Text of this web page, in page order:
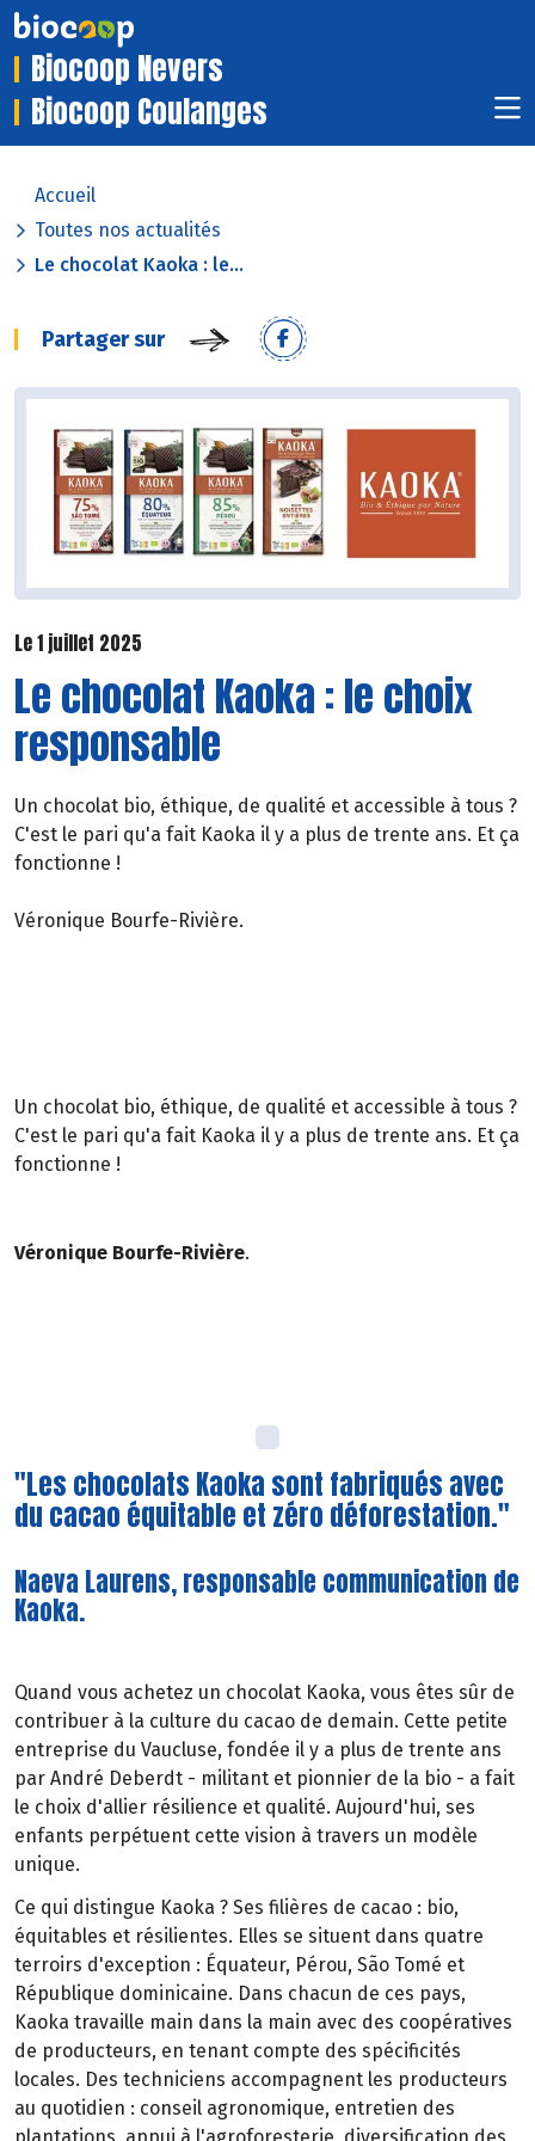
Biocoop Nevers
Biocoop Coulanges
Accueil
Toutes nos actualités
Le chocolat Kaoka : le...
Partager sur
Le 1 juillet 2025
Le chocolat Kaoka : le choix
responsable
Un chocolat bio, éthique, de qualité et accessible à tous ?
C'est le pari qu'a fait Kaoka il y a plus de trente ans. Et ça
fonctionne !
Véronique Bourfe-Rivière.
Un chocolat bio, éthique, de qualité et accessible à tous ?
C'est le pari qu'a fait Kaoka il y a plus de trente ans. Et ça
fonctionne !
Véronique Bourfe-Rivière.
"Les chocolats Kaoka sont fabriqués avec
du cacao équitable et zéro déforestation."
Naeva Laurens, responsable communication de
Kaoka.
Quand vous achetez un chocolat Kaoka, vous êtes sûr de
contribuer à la culture du cacao de demain. Cette petite
entreprise du Vaucluse, fondée il y a plus de trente ans
par André Deberdt - militant et pionnier de la bio - a fait
le choix d'allier résilience et qualité. Aujourd'hui, ses
enfants perpétuent cette vision à travers un modèle
unique.
Ce qui distingue Kaoka ? Ses filières de cacao : bio,
équitables et résilientes. Elles se situent dans quatre
terroirs d'exception : Équateur, Pérou, São Tomé et
République dominicaine. Dans chacun de ces pays,
Kaoka travaille main dans la main avec des coopératives
de producteurs, en tenant compte des spécificités
locales. Des techniciens accompagnent les producteurs
au quotidien : conseil agronomique, entretien des